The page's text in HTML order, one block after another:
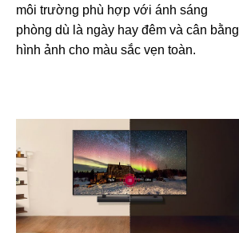
môi trường phù hợp với ánh sáng
phòng dù là ngày hay đêm và cân bằng
hình ảnh cho màu sắc vẹn toàn.